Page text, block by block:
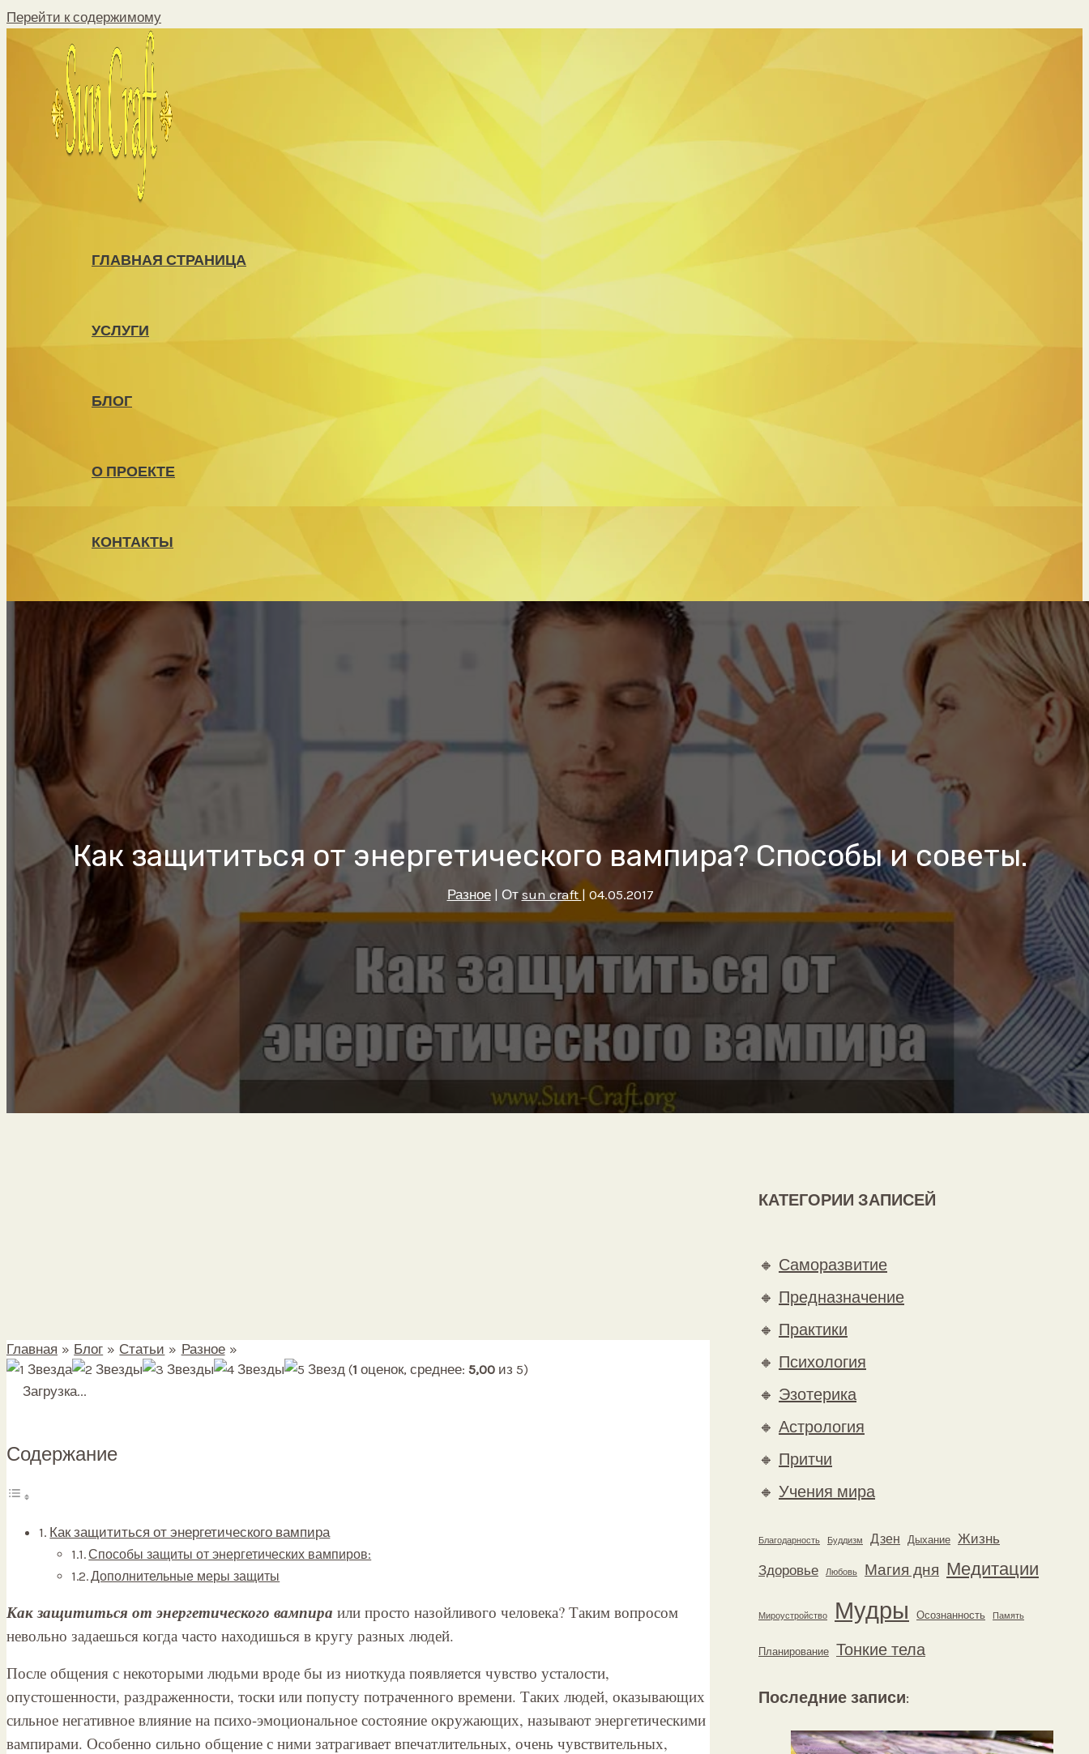
Перейти к содержимому
ГЛАВНАЯ СТРАНИЦА
УСЛУГИ
БЛОГ
О ПРОЕКТЕ
КОНТАКТЫ
Как защититься от энергетического вампира? Способы и советы.
Разное| Отsun craft | 04.05.2017
Главная Блог Статьи Разное
(1 оценок, среднее: 5,00 из 5)
Загрузка...
Содержание
Как защититься от энергетического вампира
Способы защиты от энергетических вампиров:
Дополнительные меры защиты
Как защититься от энергетического вампира или просто назойливого человека? Таким вопросом
невольно задаешься когда часто находишься в кругу разных людей.
После общения с некоторыми людьми вроде бы из ниоткуда появляется чувство усталости,
опустошенности, раздраженности, тоски или попусту потраченного времени. Таких людей, оказывающих
сильное негативное влияние на психо-эмоциональное состояние окружающих, называют энергетическими
вампирами. Особенно сильно общение с ними затрагивает впечатлительных, очень чувствительных,
КАТЕГОРИИ ЗАПИСЕЙ
🔸 Саморазвитие
🔸 Предназначение
🔸 Практики
🔸 Психология
🔸 Эзотерика
🔸 Астрология
🔸 Притчи
🔸 Учения мира
Благодарность Буддизм Дзен Дыхание Жизнь
Здоровье Любовь Магия дня Медитации
Мироустройство Мудры Осознанность Память
Планирование Тонкие тела
Последние записи: